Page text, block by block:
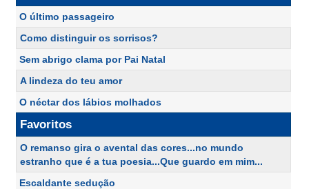
O último passageiro
Como distinguir os sorrisos?
Sem abrigo clama por Pai Natal
A lindeza do teu amor
O néctar dos lábios molhados
Favoritos
O remanso gira o avental das cores...no mundo
estranho que é a tua poesia...Que guardo em mim...
Escaldante sedução